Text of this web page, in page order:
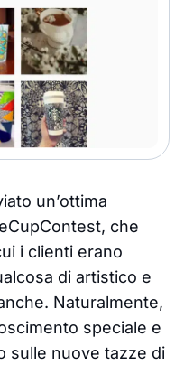
un’ottima
che
i clienti erano
di artistico e
Naturalmente,
speciale e
sulle nuove tazze di